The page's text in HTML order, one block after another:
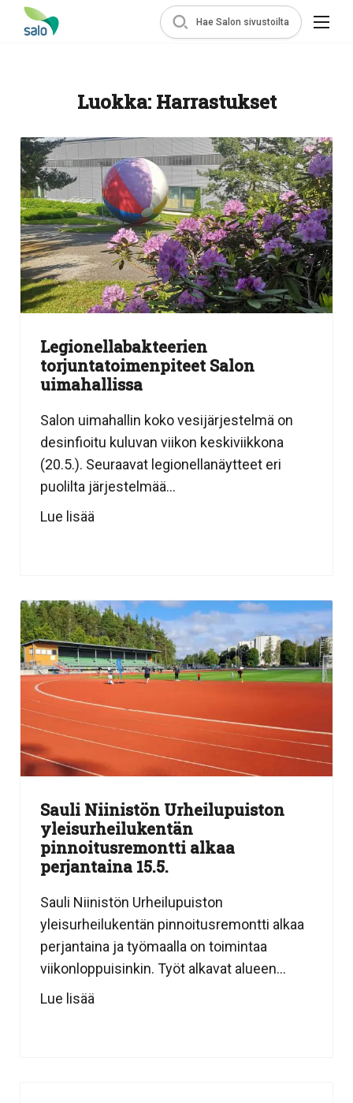
Hae Salon sivustoilta
Luokka: Harrastukset
Legionellabakteerien
torjuntatoimenpiteet Salon
uimahallissa
Salon uimahallin koko vesijärjestelmä on
desinfioitu kuluvan viikon keskiviikkona
(20.5.). Seuraavat legionellanäytteet eri
puolilta järjestelmää...
Lue lisää
Sauli Niinistön Urheilupuiston
yleisurheilukentän
pinnoitusremontti alkaa
perjantaina 15.5.
Sauli Niinistön Urheilupuiston
yleisurheilukentän pinnoitusremontti alkaa
perjantaina ja työmaalla on toimintaa
viikonloppuisinkin. Työt alkavat alueen...
Lue lisää